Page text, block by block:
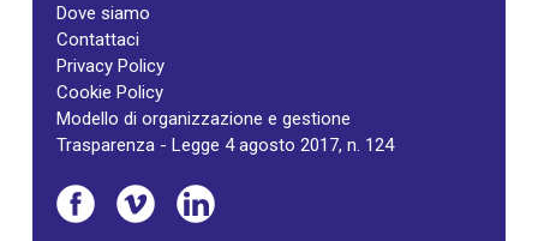
Dove siamo
Contattaci
Privacy Policy
Cookie Policy
Modello di organizzazione e gestione
Trasparenza - Legge 4 agosto 2017, n. 124